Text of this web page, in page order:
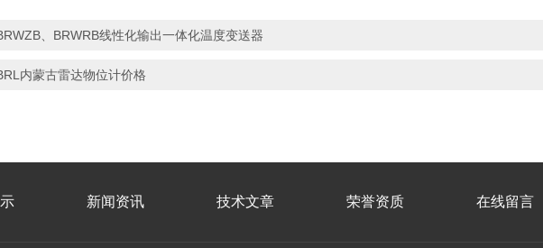
、BRWRB线性化输出一体化温度变送器
内蒙古雷达物位计价格
新闻资讯 技术文章 荣誉资质 在线留言